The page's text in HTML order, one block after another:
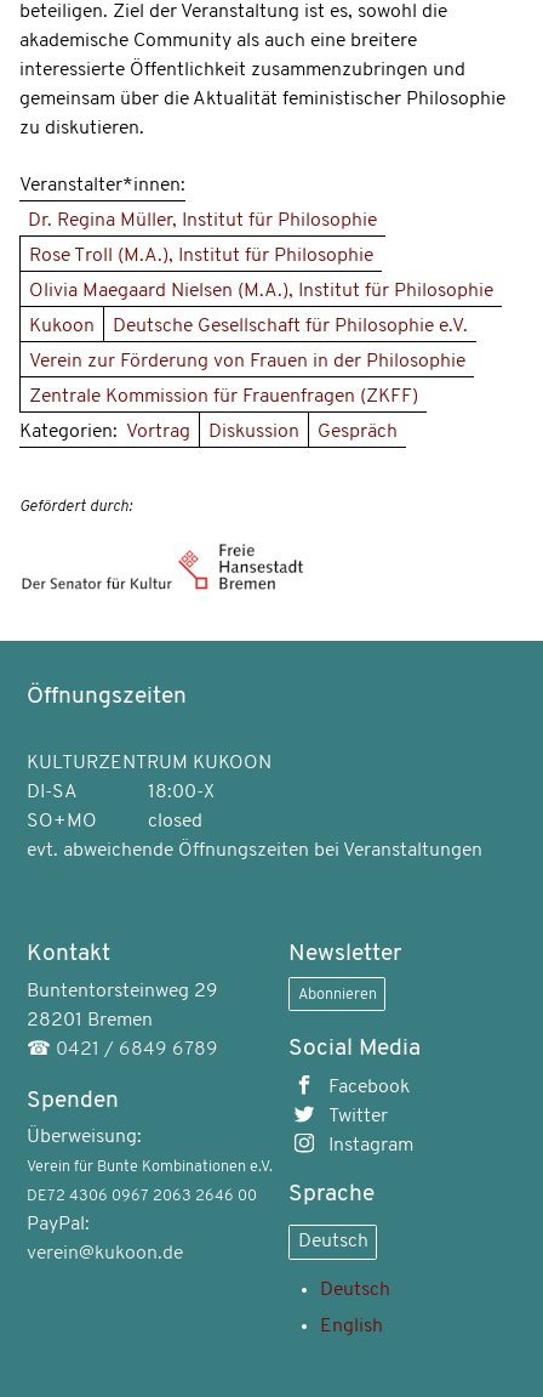
beteiligen. Ziel der Veranstaltung ist es, sowohl die
akademische Community als auch eine breitere
interessierte Öffentlichkeit zusammenzubringen und
gemeinsam über die Aktualität feministischer Philosophie
zu diskutieren.
Veranstalter*innen:
Dr. Regina Müller, Institut für Philosophie
Rose Troll (M.A.), Institut für Philosophie
Olivia Maegaard Nielsen (M.A.), Institut für Philosophie
Kukoon
Deutsche Gesellschaft für Philosophie e.V.
Verein zur Förderung von Frauen in der Philosophie
Zentrale Kommission für Frauenfragen (ZKFF)
Kategorien: Vortrag Diskussion Gespräch
Gefördert durch:
Öffnungszeiten
KULTURZENTRUM KUKOON
DI-SA
18:00-X
SO+MO
closed
evt. abweichende Öffnungszeiten bei Veranstaltungen
Kontakt
Buntentorsteinweg 29
28201 Bremen
☎ 0421 / 6849 6789
Spenden
Überweisung:
Verein für Bunte Kombinationen e.V.
DE72 4306 0967 2063 2646 00
PayPal:
verein@kukoon.de
Newsletter
Abonnieren
Social Media
Facebook
Twitter
Instagram
Sprache
Deutsch
Deutsch
English